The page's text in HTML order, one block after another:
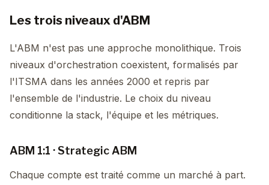
Les trois niveaux d'ABM
L'ABM n'est pas une approche monolithique. Trois
niveaux d'orchestration coexistent, formalisés par
l'ITSMA dans les années 2000 et repris par
l'ensemble de l'industrie. Le choix du niveau
conditionne la stack, l'équipe et les métriques.
ABM 1:1 · Strategic ABM
Chaque compte est traité comme un marché à part.